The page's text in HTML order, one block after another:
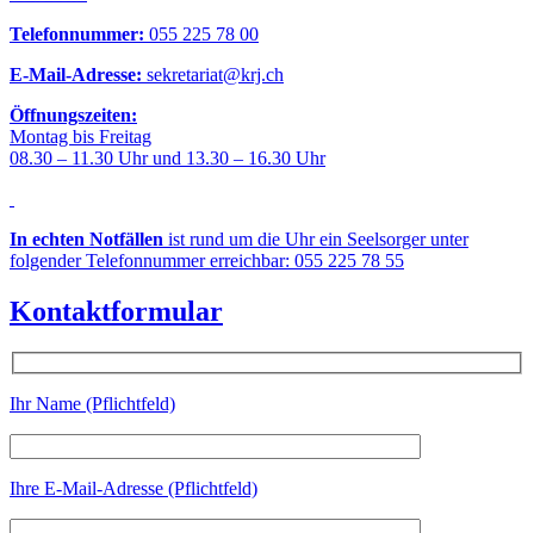
Telefonnummer: 055 225 78 00
E-Mail-Adresse: sekretariat@krj.ch
Öffnungszeiten:
Montag bis Freitag
08.30 – 11.30 Uhr und 13.30 – 16.30 Uhr
In echten Notfällen ist rund um die Uhr ein Seelsorger unter
folgender Telefonnummer erreichbar: 055 225 78 55
Kontaktformular
Ihr Name (Pflichtfeld)
Ihre E-Mail-Adresse (Pflichtfeld)